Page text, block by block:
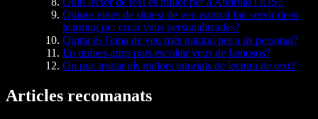
Quines eines de síntesi de veu natural fan servir deep
learning per crear veus personalitzades?
Quina és l'eina de veu més natural per a ús personal?
En quines apps pots escoltar veus de famosos?
On puc trobar els millors tutorials de lectura de text?
Articles recomanats